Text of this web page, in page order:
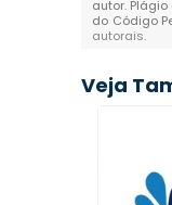
autor.
do Código
autorais.
Veja